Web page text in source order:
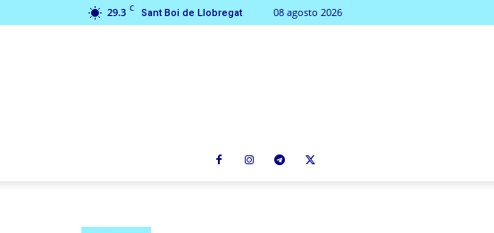
29.3 C Sant Boi de Llobregat 08 agosto 2026